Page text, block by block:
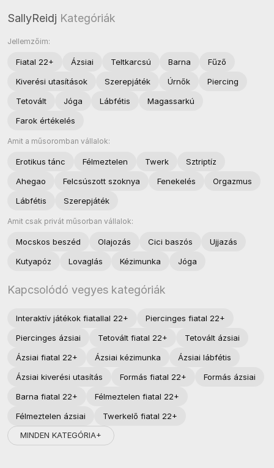
SallyReidj Kategóriák
Jellemzőim:
Fiatal 22+ Ázsiai Teltkarcsú Barna
Fűző
Kiverési utasítások
Szerepjáték Úrnők
Piercing
Tetovált
Jóga Lábfétis
Magassarkú
Farok értékelés
Amit a műsoromban vállalok:
Erotikus tánc Félmeztelen Twerk
Sztriptíz
Ahegao
Felcsúszott szoknya Fenekelés
Orgazmus
Lábfétis
Szerepjáték
Amit csak privát műsorban vállalok:
Mocskos beszéd Olajozás Cici baszós
Ujjazás
Kutyapóz
Lovaglás Kézimunka Jóga
Kapcsolódó vegyes kategóriák
Interaktív játékok fiatallal 22+
Piercinges fiatal 22+
Piercinges ázsiai
Tetovált fiatal 22+
Tetovált ázsiai
Ázsiai fiatal 22+
Ázsiai kézimunka
Ázsiai lábfétis
Ázsiai kiverési utasítás
Formás fiatal 22+
Formás ázsiai
Barna fiatal 22+
Félmeztelen fiatal 22+
Félmeztelen ázsiai
Twerkelő fiatal 22+
MINDEN KATEGÓRIA+